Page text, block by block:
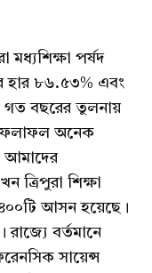
মধ্যশিক্ষা পর্ষদ
হার ৮৬.৫৩% এবং
গত বছরের তুলনায়
ফলাফল অনেক
আমাদের
ত্রিপুরা শিক্ষা
৪০০টি আসন হয়েছে।
বর্তমানে
সায়েন্স